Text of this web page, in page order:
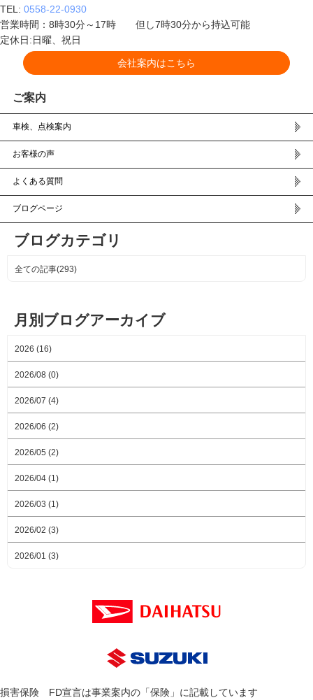
TEL: 0558-22-0930
営業時間：8時30分～17時 但し7時30分から持込可能
定休日:日曜、祝日
会社案内はこちら
ご案内
車検、点検案内
お客様の声
よくある質問
ブログページ
ブログカテゴリ
全ての記事(293)
月別ブログアーカイブ
2026 (16)
2026/08 (0)
2026/07 (4)
2026/06 (2)
2026/05 (2)
2026/04 (1)
2026/03 (1)
2026/02 (3)
2026/01 (3)
損害保険 FD宣言は事業案内の「保険」に記載しています